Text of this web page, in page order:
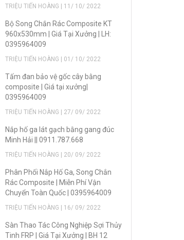
TRIỆU TIẾN HOÀNG | 11/ 10/ 2022
Bộ Song Chắn Rác Composite KT
960x530mm | Giá Tại Xưởng | LH:
0395964009
TRIỆU TIẾN HOÀNG | 01/ 10/ 2022
Tấm đan bảo vệ gốc cây bằng
composite | Giá tại xưởng|
0395964009
TRIỆU TIẾN HOÀNG | 27/ 09/ 2022
Nắp hố ga lát gạch bằng gang đúc
Minh Hải || 0911.787.668
TRIỆU TIẾN HOÀNG | 20/ 09/ 2022
Phân Phối Nắp Hố Ga, Song Chắn
Rác Composite | Miễn Phí Vận
Chuyển Toàn Quốc | 0395964009
TRIỆU TIẾN HOÀNG | 16/ 09/ 2022
Sàn Thao Tác Công Nghiệp Sợi Thủy
Tinh FRP | Giá Tại Xưởng | BH 12